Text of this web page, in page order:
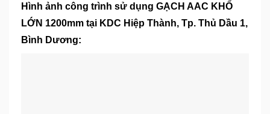
Hình ảnh công trình sử dụng GẠCH AAC KHỔ
LỚN 1200mm tại KDC Hiệp Thành, Tp. Thủ Dầu 1,
Bình Dương: